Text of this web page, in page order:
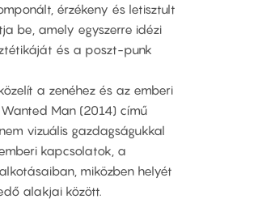
érzékeny és letisztult
be, amely egyszerre idézi
és a poszt-punk
a zenéhez és az emberi
Man (2014) című
vizuális gazdagságukkal
kapcsolatok, a
miközben helyét
alakjai között.